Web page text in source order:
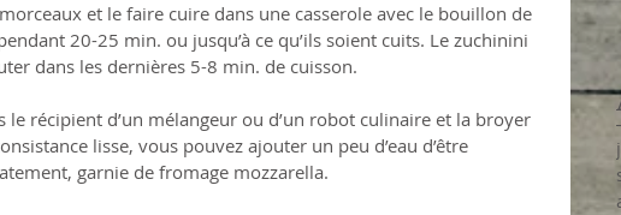
et le faire cuire dans une casserole avec le bouillon de
20-25 min. ou jusqu’à ce qu’ils soient cuits. Le zuchinini
dans les dernières 5-8 min. de cuisson.
le récipient d’un mélangeur ou d’un robot culinaire et la broyer
lisse, vous pouvez ajouter un peu d’eau d’être
garnie de fromage mozzarella.